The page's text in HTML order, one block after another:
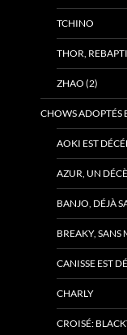
TCHINO
THOR,
ZHAO (2)
CHOWS ADOPTÉS
AOKI EST
AZUR, UN
BANJO, DÉJÀ
BREAKY, SANS
CANISSE EST
CHARLY
CROISÉ: